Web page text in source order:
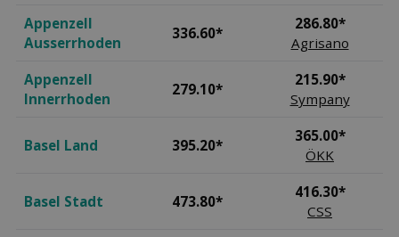
Appenzell
Ausserrhoden
336.60*
286.80*
Agrisano
Appenzell
Innerrhoden
279.10*
215.90*
Sympany
Basel Land 395.20*
365.00*
ÖKK
Basel Stadt 473.80*
416.30*
CSS